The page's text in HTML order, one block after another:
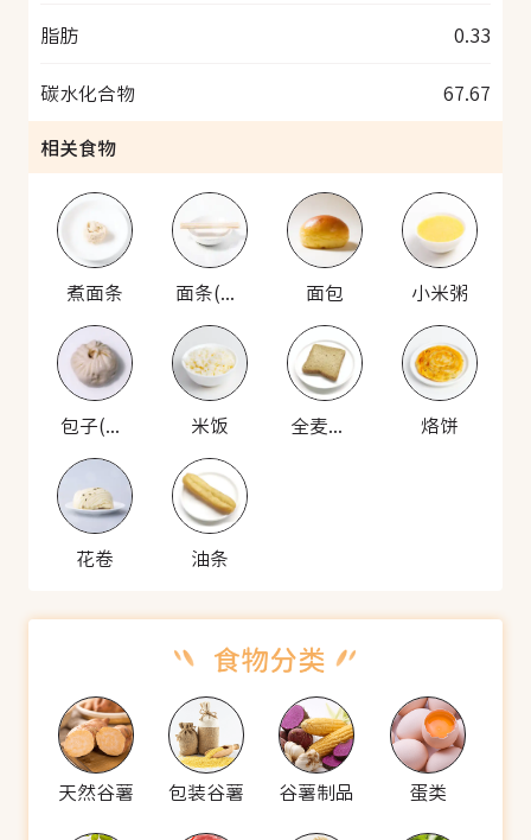
脂肪 0.33
碳水化合物
67.67
相关食物
煮面条 面条(生) 面包 小米粥
包子(猪肉馅) 米饭 全麦面包 烙饼
花卷 油条
天然谷薯 包装谷薯 谷薯制品 蛋类